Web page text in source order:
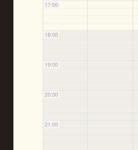
17:00
18:00
19:00
20:00
21:00